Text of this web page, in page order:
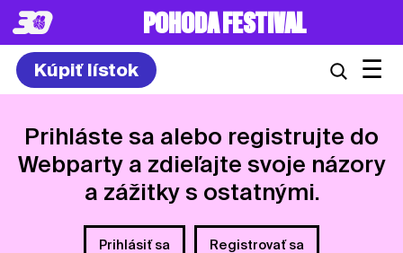
8. – 10.7.2027
Kúpiť lístok ☰
Prihláste sa alebo registrujte do
Webparty a zdieľajte svoje názory
a zážitky s ostatnými.
Prihlásiť sa Registrovať sa